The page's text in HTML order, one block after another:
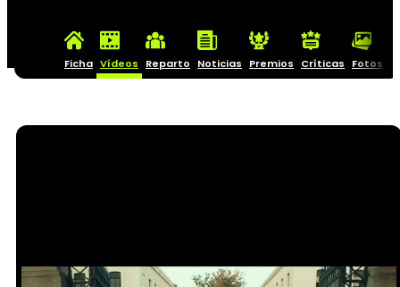
Ficha Vídeos Reparto Noticias Premios Críticas Fotos